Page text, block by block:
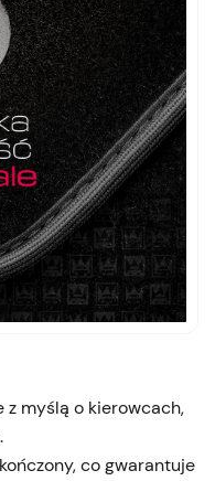
z myślą o kierowcach,
co gwarantuje